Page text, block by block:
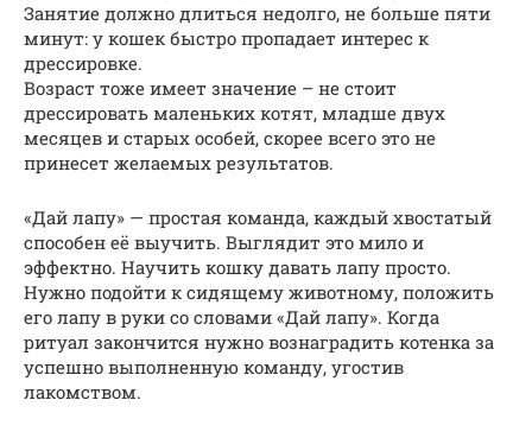
Занятие должно длиться недолго, не больше пяти
минут: у кошек быстро пропадает интерес к
дрессировке.
Возраст тоже имеет значение – не стоит
дрессировать маленьких котят, младше двух
месяцев и старых особей, скорее всего это не
принесет желаемых результатов.
«Дай лапу» — простая команда, каждый хвостатый
способен её выучить. Выглядит это мило и
эффектно. Научить кошку давать лапу просто.
Нужно подойти к сидящему животному, положить
его лапу в руки со словами «Дай лапу». Когда
ритуал закончится нужно вознаградить котенка за
успешно выполненную команду, угостив
лакомством.